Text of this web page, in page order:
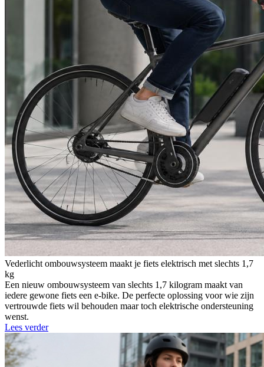
Vederlicht ombouwsysteem maakt je fiets elektrisch met slechts 1,7
kg
Een nieuw ombouwsysteem van slechts 1,7 kilogram maakt van
iedere gewone fiets een e-bike. De perfecte oplossing voor wie zijn
vertrouwde fiets wil behouden maar toch elektrische ondersteuning
wenst.
Lees verder